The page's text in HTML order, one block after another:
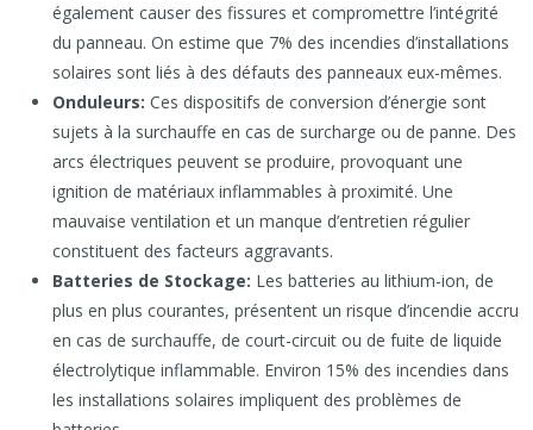
également causer des fissures et compromettre l’intégrité
du panneau. On estime que 7% des incendies d’installations
solaires sont liés à des défauts des panneaux eux-mêmes.
Onduleurs: Ces dispositifs de conversion d’énergie sont
sujets à la surchauffe en cas de surcharge ou de panne. Des
arcs électriques peuvent se produire, provoquant une
ignition de matériaux inflammables à proximité. Une
mauvaise ventilation et un manque d’entretien régulier
constituent des facteurs aggravants.
Batteries de Stockage: Les batteries au lithium-ion, de
plus en plus courantes, présentent un risque d’incendie accru
en cas de surchauffe, de court-circuit ou de fuite de liquide
électrolytique inflammable. Environ 15% des incendies dans
les installations solaires impliquent des problèmes de